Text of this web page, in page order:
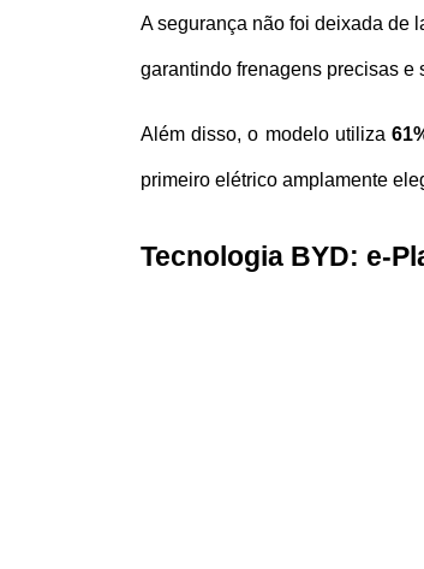
A segurança não foi deixada de
garantindo frenagens precisas e
Além disso, o modelo utiliza
primeiro elétrico amplamente
Tecnologia BYD: e-